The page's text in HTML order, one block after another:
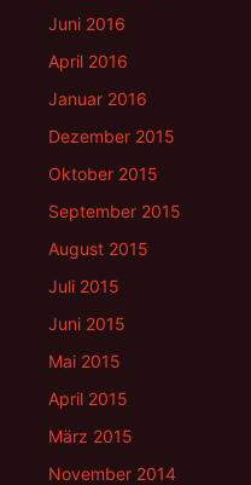
Juni 2016
April 2016
Januar 2016
Dezember 2015
Oktober 2015
September 2015
August 2015
Juli 2015
Juni 2015
Mai 2015
April 2015
März 2015
November 2014